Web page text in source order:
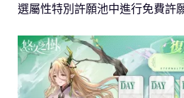
選屬性特別許願池中進行免費許